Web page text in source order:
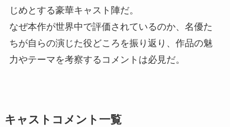
じめとする豪華キャスト陣だ。
なぜ本作が世界中で評価されているのか、名優た
ちが自らの演じた役どころを振り返り、作品の魅
力やテーマを考察するコメントは必見だ。
キャストコメント一覧